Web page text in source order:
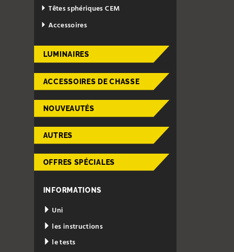
Têtes sphériques CEM
Accessoires
LUMINAIRES
ACCESSOIRES DE CHASSE
NOUVEAUTÉS
AUTRES
OFFRES SPÉCIALES
INFORMATIONS
Uni
les instructions
le tests